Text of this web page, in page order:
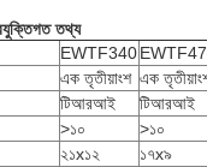
তথ্য
EWTF340
এক তৃতীয়াংশ এক
টিআরআই টিআরআই
>১০ >১০
২১x১২ ১৭x৯